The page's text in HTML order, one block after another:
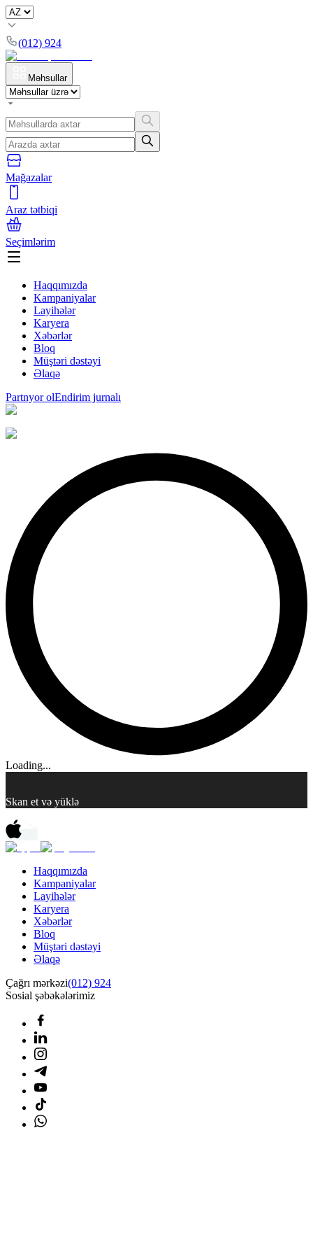
(012) 924
Məhsullar
Mağazalar
Araz tətbiqi
Seçimlərim
Haqqımızda
Kampaniyalar
Layihələr
Karyera
Xəbərlər
Bloq
Müştəri dəstəyi
Əlaqə
Partnyor olEndirim jurnalı
Loading...
Skan et və yüklə
Haqqımızda
Kampaniyalar
Layihələr
Karyera
Xəbərlər
Bloq
Müştəri dəstəyi
Əlaqə
Çağrı mərkəzi(012) 924
Sosial şəbəkələrimiz